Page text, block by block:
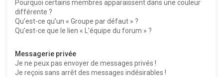
Pourquoi certains membres apparaissent dans une couleur
différente ?
Qu’est-ce qu’un « Groupe par défaut » ?
Qu’est-ce que le lien « L’équipe du forum » ?
Messagerie privée
Je ne peux pas envoyer de messages privés !
Je reçois sans arrêt des messages indésirables !